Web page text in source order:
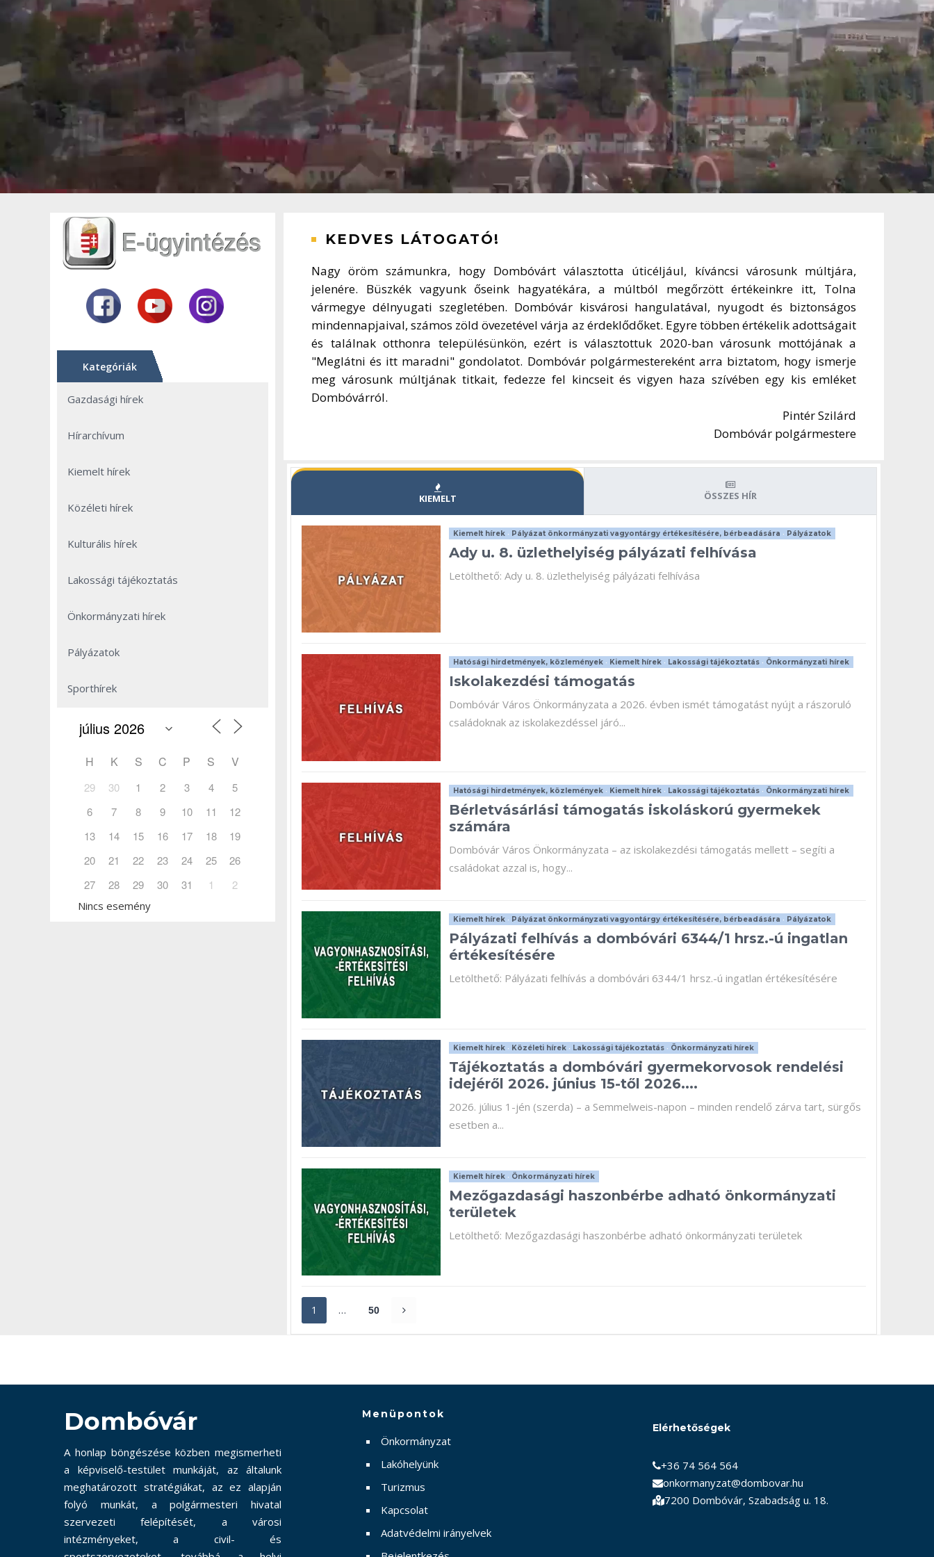
Kategóriák
Gazdasági hírek
Hírarchívum
Kiemelt hírek
Közéleti hírek
Kulturális hírek
Lakossági tájékoztatás
Önkormányzati hírek
Pályázatok
Sporthírek
H K S C P S V
29 30 1 2 3 4
5
6
7 8 9 10 11
12
13
14 15 16 17 18
19
20
21 22 23 24 25
26
27
28 29 30 31 1 2
Nincs esemény
KEDVES LÁTOGATÓ!
Nagy öröm számunkra, hogy Dombóvárt választotta úticéljául, kíváncsi városunk múltjára,
jelenére. Büszkék vagyunk őseink hagyatékára, a múltból megőrzött értékeinkre itt, Tolna
vármegye délnyugati szegletében. Dombóvár kisvárosi hangulatával, nyugodt és biztonságos
mindennapjaival, számos zöld övezetével várja az érdeklődőket. Egyre többen értékelik adottságait
és találnak otthonra településünkön, ezért is választottuk 2020-ban városunk mottójának a
"Meglátni és itt maradni" gondolatot. Dombóvár polgármestereként arra biztatom, hogy ismerje
meg városunk múltjának titkait, fedezze fel kincseit és vigyen haza szívében egy kis emléket
Dombóvárról.
Pintér Szilárd
Dombóvár polgármestere
KIEMELT ÖSSZES HÍR
Kiemelt hírek • Pályázat önkormányzati vagyontárgy értékesítésére, bérbeadására • Pályázatok
Ady u. 8. üzlethelyiség pályázati felhívása
Letölthető: Ady u. 8. üzlethelyiség pályázati felhívása
Hatósági hirdetmények, közlemények • Kiemelt hírek • Lakossági tájékoztatás • Önkormányzati hírek
Iskolakezdési támogatás
Dombóvár Város Önkormányzata a 2026. évben ismét támogatást nyújt a rászoruló
családoknak az iskolakezdéssel járó...
Hatósági hirdetmények, közlemények • Kiemelt hírek • Lakossági tájékoztatás • Önkormányzati hírek
Bérletvásárlási támogatás iskoláskorú gyermekek
számára
Dombóvár Város Önkormányzata – az iskolakezdési támogatás mellett – segíti a
családokat azzal is, hogy...
Kiemelt hírek • Pályázat önkormányzati vagyontárgy értékesítésére, bérbeadására • Pályázatok
Pályázati felhívás a dombóvári 6344/1 hrsz.-ú ingatlan
értékesítésére
Letölthető: Pályázati felhívás a dombóvári 6344/1 hrsz.-ú ingatlan értékesítésére
Kiemelt hírek • Közéleti hírek • Lakossági tájékoztatás • Önkormányzati hírek
Tájékoztatás a dombóvári gyermekorvosok rendelési
idejéről 2026. június 15-től 2026....
2026. július 1-jén (szerda) – a Semmelweis-napon – minden rendelő zárva tart, sürgős
esetben a...
Kiemelt hírek • Önkormányzati hírek
Mezőgazdasági haszonbérbe adható önkormányzati
területek
Letölthető: Mezőgazdasági haszonbérbe adható önkormányzati területek
1 … 50
Dombóvár
A honlap böngészése közben megismerheti
a képviselő-testület munkáját, az általunk
meghatározott stratégiákat, az ez alapján
folyó munkát, a polgármesteri hivatal
szervezeti felépítését, a városi
intézményeket, a civil- és
Menüpontok
Önkormányzat
Lakóhelyünk
Turizmus
Kapcsolat
Adatvédelmi irányelvek
Elérhetőségek
+36 74 564 564
onkormanyzat@dombovar.hu
7200 Dombóvár, Szabadság u. 18.